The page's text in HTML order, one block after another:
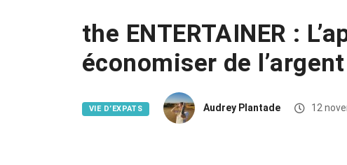
the ENTERTAINER :
économiser de
VIE D’EXPATS Audrey Plantade 12